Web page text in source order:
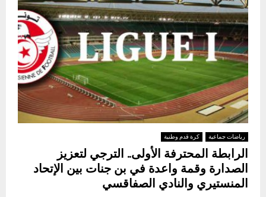
رياضات جماعية كرة قدم وطنية
الرابطة المحترفة الأولى.. الترجي لتعزيز
الصدارة وقمة واعدة في بن جنات بين الإتحاد
المنستيري والنادي الصفاقسي